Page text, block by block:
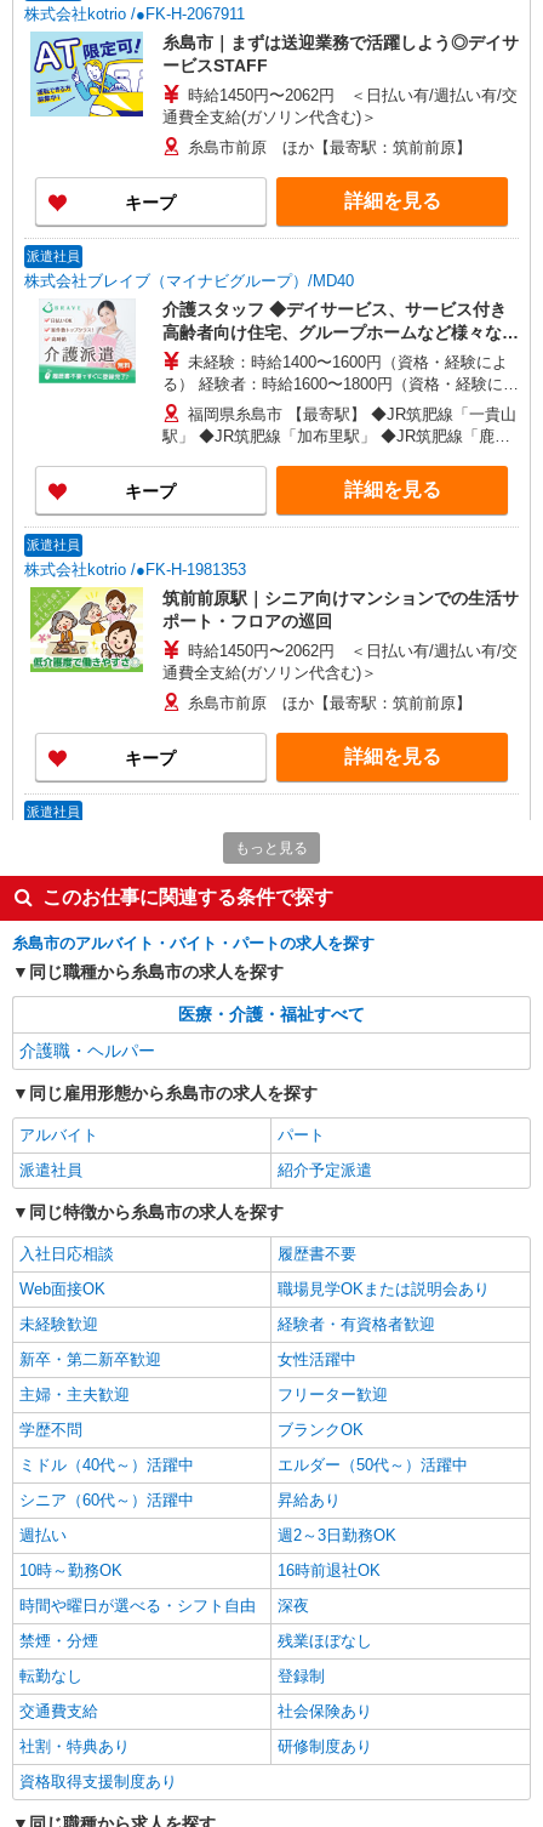
株式会社kotrio /●FK-H-2067911
糸島市｜まずは送迎業務で活躍しよう◎デイサ
ービスSTAFF
時給1450円〜2062円 ＜日払い有/週払い有/交
通費全支給(ガソリン代含む)＞
糸島市前原 ほか【最寄駅：筑前前原】
キープ 詳細を見る
派遣社員
株式会社ブレイブ（マイナビグループ）/MD40
介護スタッフ ◆デイサービス、サービス付き
高齢者向け住宅、グループホームなど様々な勤
務先から選べます。
未経験：時給1400〜1600円（資格・経験によ
る） 経験者：時給1600〜1800円（資格・経験によ
る） ◎月収例 時給1800円×1日8時間×22日（週5
日）＝31万6800円 ◆昇給あり ◆支払い方法 ※日
払い/週払い/月払い対応も可能です。詳しくは面談
時にご相談ください。 ◆交通費：別途全額支給 ※
当社規定あり
福岡県糸島市 【最寄駅】 ◆JR筑肥線「一貴山
駅」 ◆JR筑肥線「加布里駅」 ◆JR筑肥線「鹿家
キープ 詳細を見る
派遣社員
株式会社kotrio /●FK-H-1981353
筑前前原駅｜シニア向けマンションでの生活サ
ポート・フロアの巡回
時給1450円〜2062円 ＜日払い有/週払い有/交
通費全支給(ガソリン代含む)＞
糸島市前原 ほか【最寄駅：筑前前原】
キープ 詳細を見る
派遣社員
株式会社kotrio /●FK-H-2068600
糸島市のデイサービス♪日勤のみ！残業ゼロで
趣味も満喫
時給1450円〜2062円 ＜日払い有/週払い有/交
通費全支給(ガソリン代含む)＞
福岡県糸島市 最寄り駅：美咲が丘駅
詳細を見る
株式会社kotrio /●FK-H-2020479
糸島市★未経験OKの人間関係に悩まない職場
へ★サ高住スタッフ
時給1450円〜2062円 ＜日払い有/週払い有/交
通費全支給(ガソリン代含む)＞
福岡県糸島市 最寄り駅：美咲が丘駅
詳細を見る
派遣社員
株式会社kotrio /●FK-H-2068671
＼収入アップを全面サポート／小規模デイ
STAFF｜資格支援制度あり
時給1450円〜2062円 ＜日払い有/週払い有/交
通費全支給(ガソリン代含む)＞
糸島市前原 ほか【最寄駅：筑前前原】
キープ 詳細を見る
派遣社員
株式会社kotrio /●FK-H-2009528
向かう先は、笑顔の待つ場所！デイサービスの
サポート＆送迎STAFF
時給1450円〜2062円 ＜日払い有/週払い有/交
通費全支給(ガソリン代含む)＞
福岡県糸島市 最寄り駅：美咲が丘駅
もっと見る
このお仕事に関連する条件で探す
糸島市のアルバイト・バイト・パートの求人を探す
同じ職種から糸島市の求人を探す
医療・介護・福祉すべて
介護職・ヘルパー
同じ雇用形態から糸島市の求人を探す
アルバイト
パート
派遣社員
紹介予定派遣
同じ特徴から糸島市の求人を探す
入社日応相談
履歴書不要
Web面接OK
職場見学OKまたは説明会あり
未経験歓迎
経験者・有資格者歓迎
新卒・第二新卒歓迎
女性活躍中
主婦・主夫歓迎
フリーター歓迎
学歴不問
ブランクOK
ミドル（40代～）活躍中
エルダー（50代～）活躍中
シニア（60代～）活躍中
昇給あり
週払い
週2～3日勤務OK
10時～勤務OK
16時前退社OK
時間や曜日が選べる・シフト自由
深夜
禁煙・分煙
残業ほぼなし
転勤なし
登録制
交通費支給
社会保険あり
社割・特典あり
研修制度あり
資格取得支援制度あり